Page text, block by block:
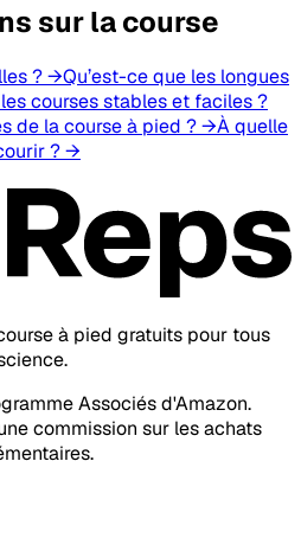
sur la course
?→Qu’est-ce que les longues
courses stables et faciles ?
de la course à pied ?→À quelle
?→
à pied gratuits pour tous
Associés d'Amazon.
commission sur les achats